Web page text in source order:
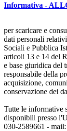
Informativa -
per scaricare e
dati personali
Sociali e Pubblica
articoli 13 e 14 del
e base giuridica del
responsabile della
acquisizione,
conservazione dei
Tutte le informative
disponibili presso
030-2589661 - mail: